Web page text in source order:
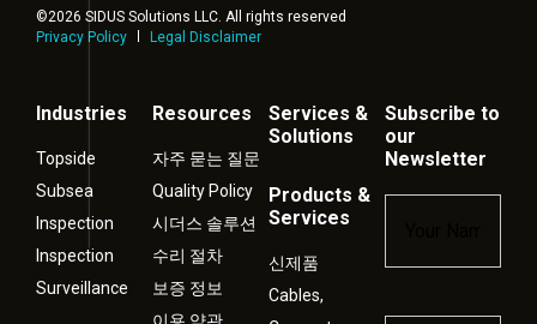
©2026 SIDUS Solutions LLC. All rights reserved
Privacy Policy
Legal Disclaimer
Industries
Topside
Subsea
Inspection
Inspection
Surveillance
Resources
자주 묻는 질문
Quality Policy
시더스 솔루션
수리 절차
보증 정보
Services &
Solutions
Products &
Services
신제품
Cables,
Subscribe to
our
Newsletter